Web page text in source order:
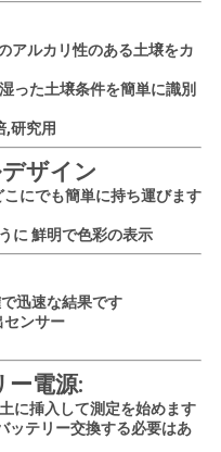
アルカリ性のある土壌をカ
った土壌条件を簡単に識別
,研究用
ザイン
こにでも簡単に持ち運びます
に 鮮明で色彩の表示
迅速な結果です
センサー
ー電源:
に挿入して測定を始めます
ッテリー交換する必要はあ